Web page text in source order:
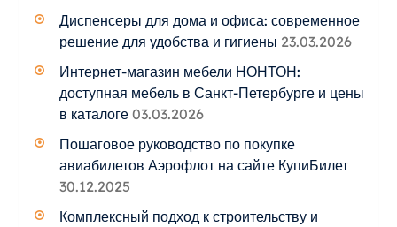
Диспенсеры для дома и офиса: современное
решение для удобства и гигиены 23.03.2026
Интернет-магазин мебели НОНТОН:
доступная мебель в Санкт-Петербурге и цены
в каталоге 03.03.2026
Пошаговое руководство по покупке
авиабилетов Аэрофлот на сайте КупиБилет
30.12.2025
Комплексный подход к строительству и